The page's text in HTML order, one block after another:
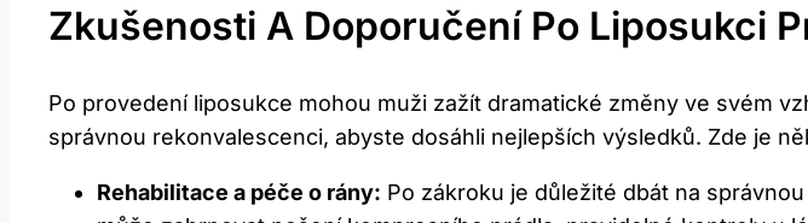
Zkušenosti A Doporučení Po Liposukci
Po ⁢provedení liposukce mohou muži zažít dramatické změny ve svém
správnou rekonvalescenci, abyste dosáhli nejlepších výsledků. Zde je
Rehabilitace a péče o rány: Po zákroku⁣ je důležité dbát na